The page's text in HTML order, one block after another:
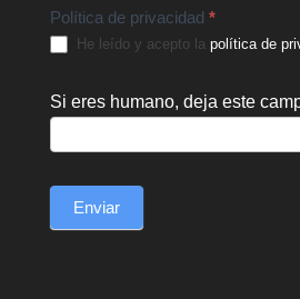
Política de privacidad *
He leído y acepto la política de
Si eres humano, deja este
Enviar